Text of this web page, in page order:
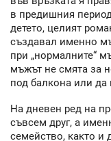
в предишния
детето, целият
създавал именно
при „нормалните“
мъжът не смята за
под балкона или
На дневен ред на
съвсем друг, а
семейство, както и